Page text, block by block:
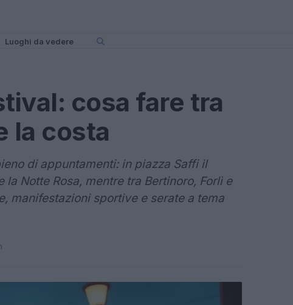
Luoghi da vedere
cosa fare tra
la costa
di appuntamenti: in piazza Saffi il
Notte Rosa, mentre tra Bertinoro, Forlì e
manifestazioni sportive e serate a tema